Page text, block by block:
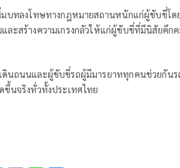
มบทลงโทษทางกฎหมายสถานหนักแก่ผู้ขับขี่โด
ละสร้างความเกรงกลัวให้แก่ผู้ขับขี่ที่มีนิสัยคึ
ดินถนนและผู้ขับขี่รถผู้มีมารยาททุกคนช่วยกัน
ขึ้นจริงทั่วทั้งประเทศไทย